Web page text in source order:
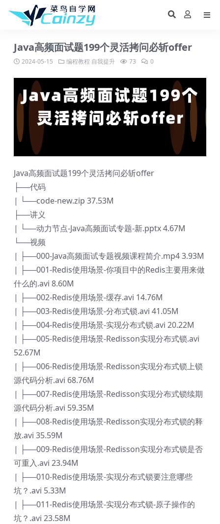
Java高频面试题199个灵活拷问必斩offer
2024-05-15 编程教程 自我提升 73 0
Java高频面试题199个灵活拷问必斩offer
├──代码
| └──code-new.zip 37.53M
├──讲义
| └──动力节点-Java高频面试专题-新.pptx 4.67M
└──视频
| ├──000-Java高频面试专题视频课程简介.mp4 3.93M
| ├──001-Redis使用场景-你项目中的Redis主要用来做
什么的.avi 8.60M
| ├──002-Redis使用场景-缓存.avi 14.76M
| ├──003-Redis使用场景-分布式锁.avi 41.05M
| ├──004-Redis使用场景-实现分布式锁.avi 20.22M
| ├──005-Redis使用场景-Redisson实现分布式锁.avi
52.67M
| ├──006-Redis使用场景-Redisson实现分布式锁上锁
源代码分析.avi 68.76M
| ├──007-Redis使用场景-Redisson实现分布式锁续期
源代码分析.avi 59.35M
| ├──008-Redis使用场景-Redisson实现分布式锁的释
放.avi 35.59M
| ├──009-Redis使用场景-Redisson实现分布式锁是否
可重入.avi 23.94M
| ├──010-Redis使用场景-实现分布式锁要注意哪些
坑？.avi 5.33M
| ├──011-Redis使用场景-实现分布式锁-原子操作的
坑？.avi 23.58M